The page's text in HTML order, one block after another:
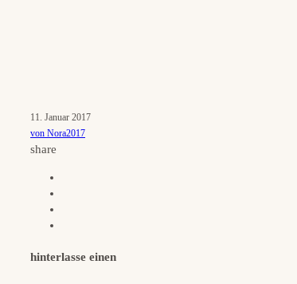
11. Januar 2017
von Nora2017
share
hinterlasse einen